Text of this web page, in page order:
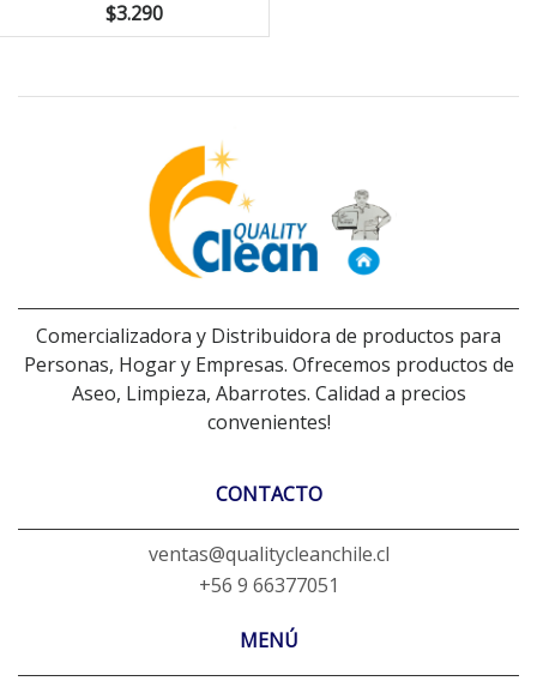
$3.290
Comercializadora y Distribuidora de productos para
Personas, Hogar y Empresas. Ofrecemos productos de
Aseo, Limpieza, Abarrotes. Calidad a precios
convenientes!
CONTACTO
ventas@qualitycleanchile.cl
+56 9 66377051
MENÚ